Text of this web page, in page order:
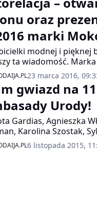
oraz
marki
modnej i pięknej
ta wiadomość.
w Warszawskiej
miało miejsce
salonu .
23 marca 2016,
gwiazd na
Urody!
Gardias, Agnieszka
Karolina Szostak,
Perchuć, Odeta
Dorota Williams,
6 listopada 2015,